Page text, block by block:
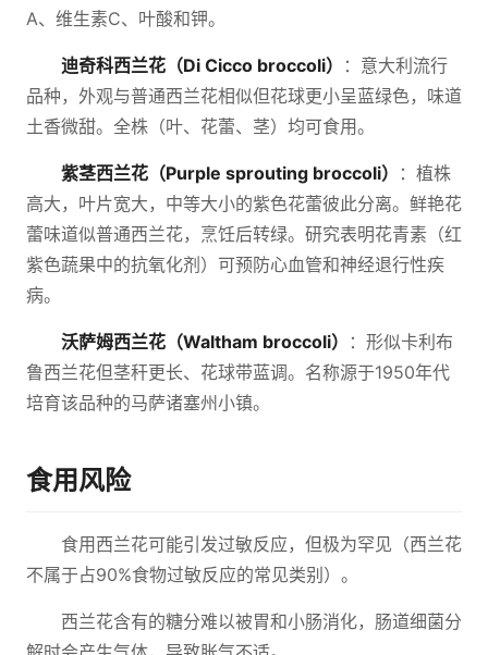
A、维生素C、叶酸和钾。
迪奇科西兰花（Di Cicco broccoli）
：意大利流行
品种，外观与普通西兰花相似但花球更小呈蓝绿色，味道
土香微甜。全株（叶、花蕾、茎）均可食用。
紫茎西兰花（Purple sprouting broccoli）
：植株
高大，叶片宽大，中等大小的紫色花蕾彼此分离。鲜艳花
蕾味道似普通西兰花，烹饪后转绿。研究表明花青素（红
紫色蔬果中的抗氧化剂）可预防心血管和神经退行性疾
病。
沃萨姆西兰花（Waltham broccoli）
：形似卡利布
鲁西兰花但茎秆更长、花球带蓝调。名称源于1950年代
培育该品种的马萨诸塞州小镇。
食用风险
食用西兰花可能引发过敏反应，但极为罕见（西兰花
不属于占90%食物过敏反应的常见类别）。
西兰花含有的糖分难以被胃和小肠消化，肠道细菌分